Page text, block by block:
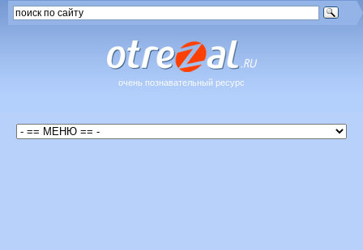
очень познавательный ресурс